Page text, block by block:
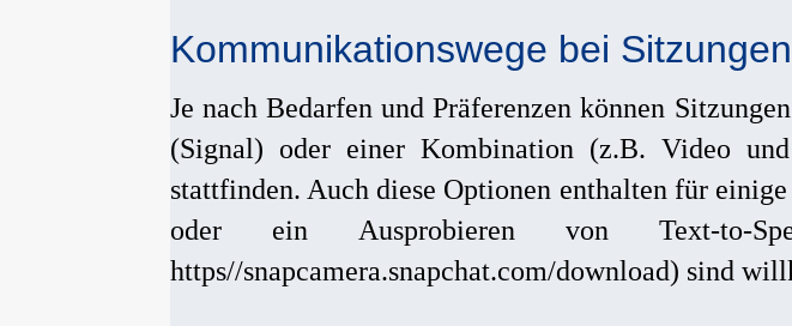
Kommunikationswege bei Sitzungen
Je nach Bedarfen und Präferenzen können
(Signal) oder einer Kombination (z.B. Video
stattfinden. Auch diese Optionen enthalten für
oder ein Ausprobieren von Text-to-
https//snapcamera.snapchat.com/download) sind